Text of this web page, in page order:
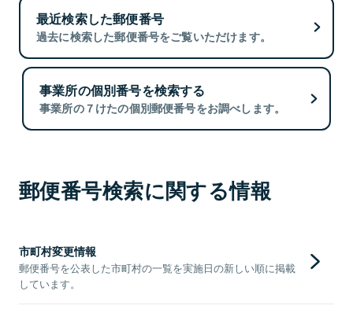
最近検索した郵便番号
過去に検索した郵便番号をご覧いただけます。
事業所の個別番号を検索する
事業所の７けたの個別郵便番号をお調べします。
郵便番号検索に関する情報
市町村変更情報
郵便番号を公表した市町村の一覧を実施日の新しい順に掲載
しています。